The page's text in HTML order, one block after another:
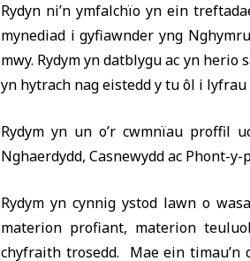
Rydyn ni’n ymfalchïo yn ein
mynediad i gyfiawnder yng
mwy. Rydym yn datblygu ac yn
yn hytrach nag eistedd y tu ôl i
Rydym yn un o’r cwmnïau proffil
Nghaerdydd, Casnewydd ac Phont-
Rydym yn cynnig ystod lawn o
materion profiant, materion
chyfraith trosedd. Mae ein timau’n